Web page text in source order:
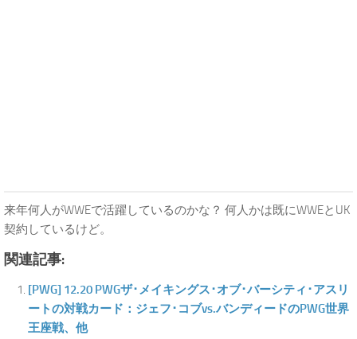
来年何人がWWEで活躍しているのかな？ 何人かは既にWWEとUK
契約しているけど。
関連記事:
[PWG] 12.20 PWGザ･メイキングス･オブ･バーシティ･アスリ
ートの対戦カード：ジェフ･コブvs.バンディードのPWG世界
王座戦、他